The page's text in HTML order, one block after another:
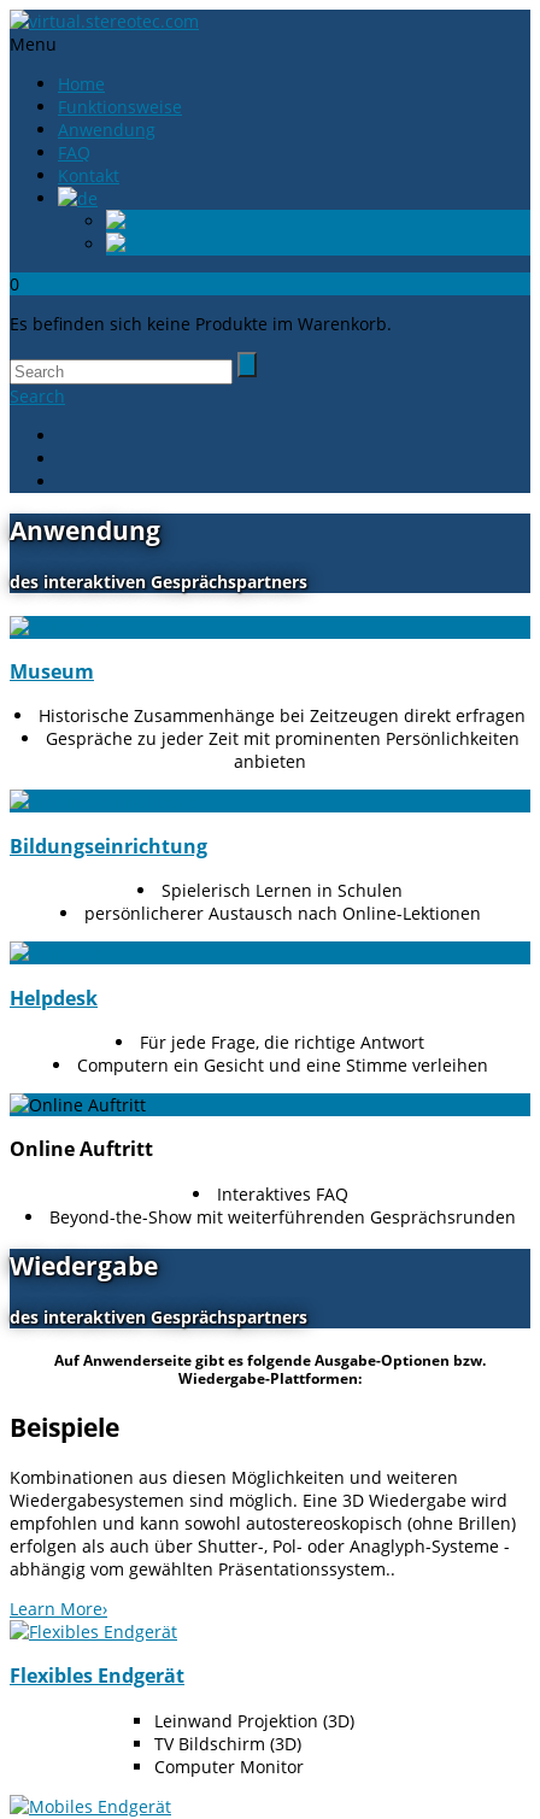
Menu
Home
Funktionsweise
Anwendung
FAQ
Kontakt
0
Es befinden sich keine Produkte im Warenkorb.
Search
Anwendung
des interaktiven Gesprächspartners
Museum
Historische Zusammenhänge bei Zeitzeugen direkt erfragen
Gespräche zu jeder Zeit mit prominenten Persönlichkeiten
anbieten
Bildungseinrichtung
Spielerisch Lernen in Schulen
persönlicherer Austausch nach Online-Lektionen
Helpdesk
Für jede Frage, die richtige Antwort
Computern ein Gesicht und eine Stimme verleihen
Online Auftritt
Interaktives FAQ
Beyond-the-Show mit weiterführenden Gesprächsrunden
Wiedergabe
des interaktiven Gesprächspartners
Auf Anwenderseite gibt es folgende Ausgabe-Optionen bzw.
Wiedergabe-Plattformen:
Beispiele
Kombinationen aus diesen Möglichkeiten und weiteren
Wiedergabesystemen sind möglich. Eine 3D Wiedergabe wird
empfohlen und kann sowohl autostereoskopisch (ohne Brillen)
erfolgen als auch über Shutter-, Pol- oder Anaglyph-Systeme -
abhängig vom gewählten Präsentationssystem..
Learn More›
Flexibles Endgerät
Leinwand Projektion (3D)
TV Bildschirm (3D)
Computer Monitor